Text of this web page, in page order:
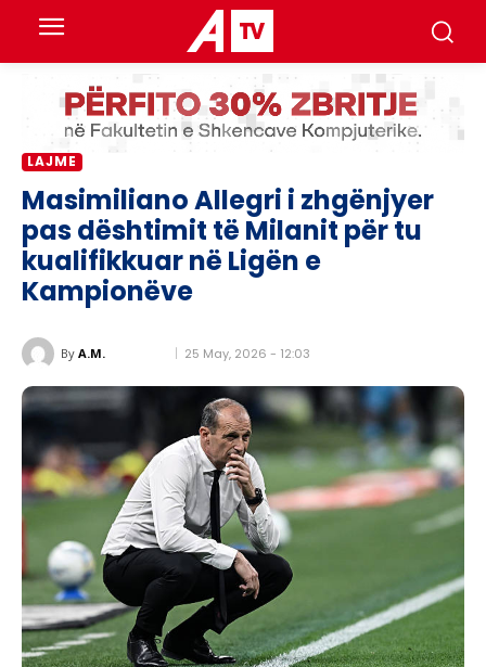
LAJME
Masimiliano Allegri i zhgënjyer
pas dështimit të Milanit për tu
kualifikkuar në Ligën e
Kampionëve
By A.M. 25 May, 2026 - 12:03